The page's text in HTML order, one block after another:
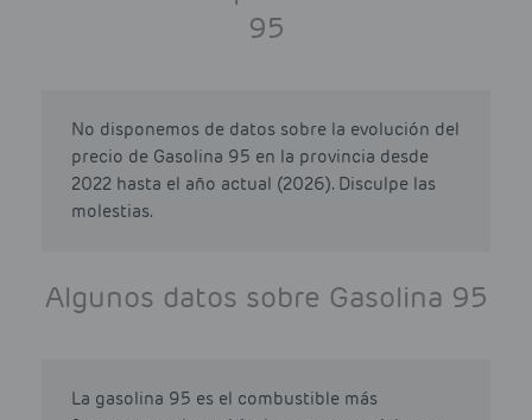
95
No disponemos de datos sobre la evolución del
precio de Gasolina 95 en la provincia desde
2022 hasta el año actual (2026). Disculpe las
molestias.
Algunos datos sobre Gasolina 95
La gasolina 95 es el combustible más